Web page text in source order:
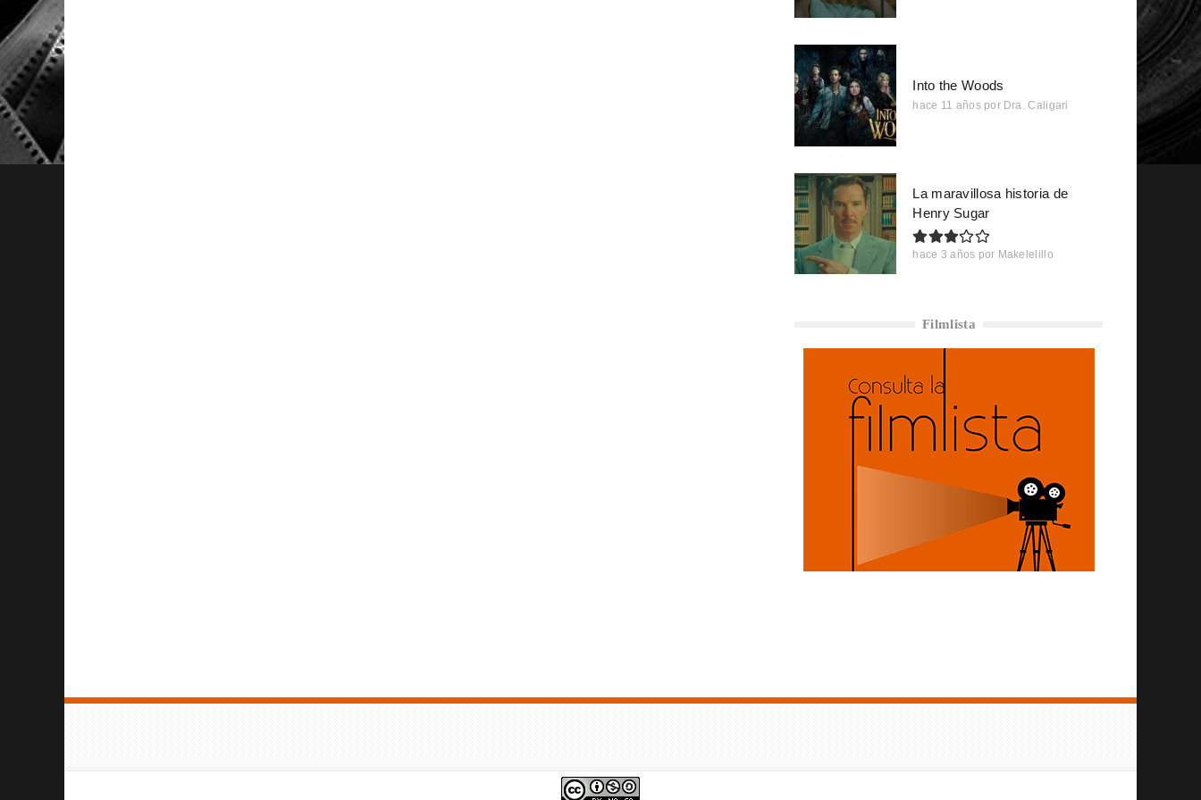
Into the Woods
hace 11 años por Dra. Caligari
La maravillosa historia de
Henry Sugar
hace 3 años por Makelelillo
Filmlista